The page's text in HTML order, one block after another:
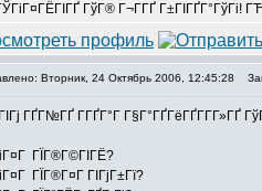
ГўГ® Г¬Г­ГҐ Г±ГІГҐГ°ГўГі!
Вторник, 24 Октябрь 2006, 12:45:28
ГҐГ№ГҐ Г­ГҐГ°Г Г§Г°ГҐГёГҐГ­Г­Г»ГҐ
ГЇГ®Г©ГІГЁ?
ГЇГ®Г¤Г ГІГјГ±Гї?